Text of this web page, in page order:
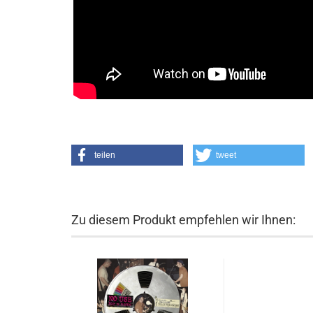
teilen tweet
Zu diesem Produkt empfehlen wir Ihnen: